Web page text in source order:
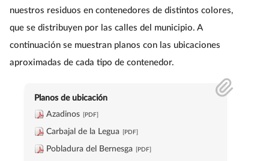
nuestros residuos en contenedores de distintos colores,
que se distribuyen por las calles del municipio. A
continuación se muestran planos con las ubicaciones
aproximadas de cada tipo de contenedor.
Planos de ubicación
Azadinos
Carbajal de la Legua
Pobladura del Bernesga